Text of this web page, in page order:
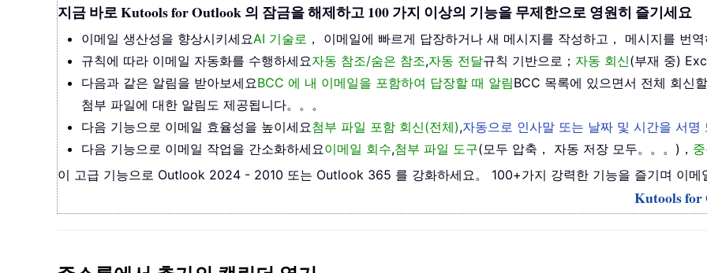
지금 바로 Kutools for Outlook 의 잠금을 해제하고 100 가지 이상의 기능을 무제한으로 영원히 즐기세요
이메일 생산성을 향상시키세요AI 기술로 ， 이메일에 빠르게 답장하거나 새 메시지를 작성하고， 메시지를 번
규칙에 따라 이메일 자동화를 수행하세요자동 참조/숨은 참조,자동 전달규칙 기반으로； 자동 회신(부재 중)
다음과 같은 알림을 받아보세요BCC 에 내 이메일을 포함하여 답장할 때 알림BCC 목록에 있으면서 전체 회신
첨부 파일에 대한 알림도 제공됩니다。。。
다음 기능으로 이메일 효율성을 높이세요첨부 파일 포함 회신(전체),자동으로 인사말 또는 날짜 및 시간을 서명
다음 기능으로 이메일 작업을 간소화하세요이메일 회수,첨부 파일 도구(모두 압축， 자동 저장 모두。。。)，
이 고급 기능으로 Outlook 2024 - 2010 또는 Outlook 365 를 강화하세요。 100+가지 강력한 기능을 즐기며 이메
Kutools for